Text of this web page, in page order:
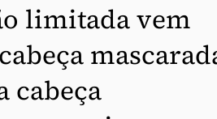
limitada vem
cabeça